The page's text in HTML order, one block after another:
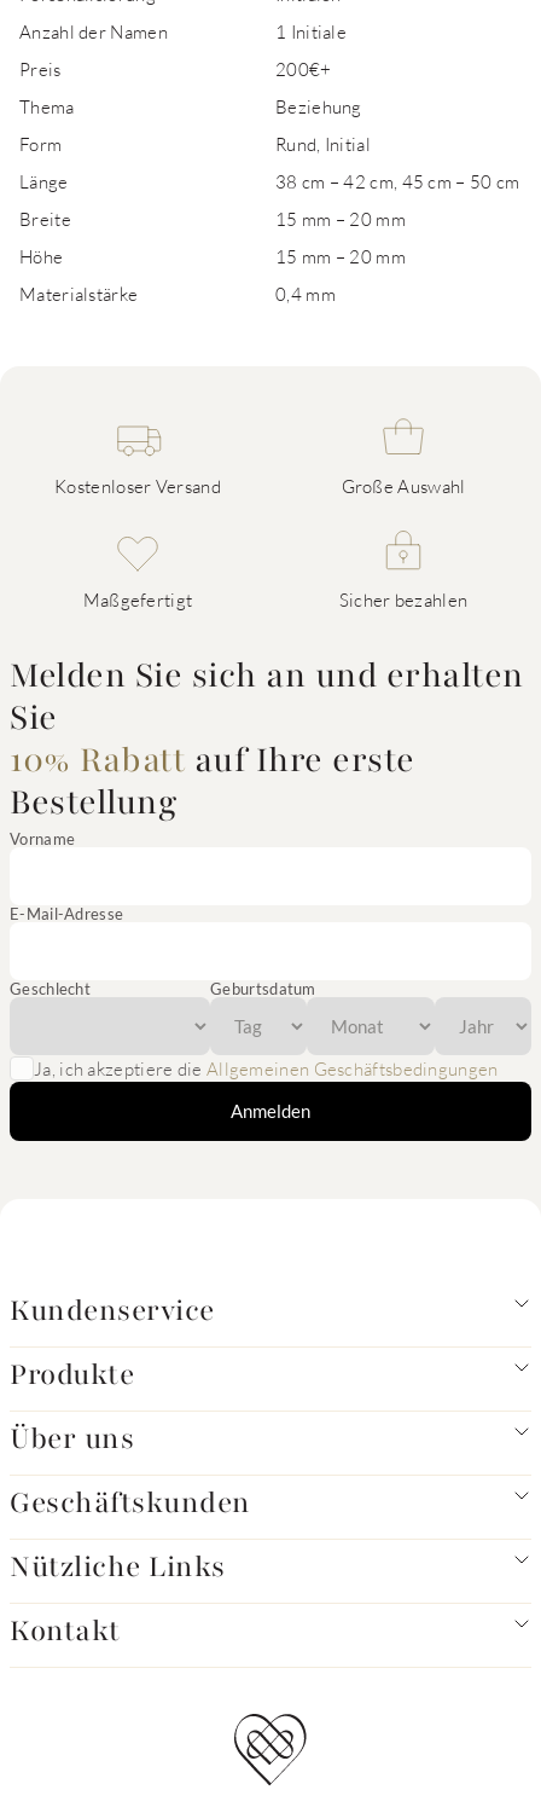
Anzahl der Namen
1 Initiale
Preis
200€+
Thema
Beziehung
Form
Rund, Initial
Länge
38 cm – 42 cm, 45 cm – 50 cm
Breite
15 mm – 20 mm
Höhe
15 mm – 20 mm
Materialstärke
0,4 mm
Kostenloser Versand Große Auswahl
Maßgefertigt Sicher bezahlen
Melden Sie sich an und erhalten
Sie
10% Rabatt auf Ihre erste
Bestellung
Vorname
E-Mail-Adresse
Geschlecht Geburtsdatum
Ja, ich akzeptiere die Allgemeinen Geschäftsbedingungen
Anmelden
Kundenservice
Produkte
Über uns
Geschäftskunden
Nützliche Links
Kontakt